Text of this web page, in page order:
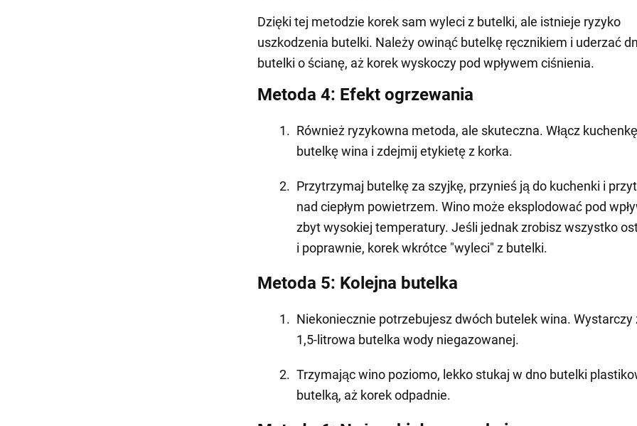
Dzięki tej metodzie korek sam wyleci z butelki, ale istnieje ryzyko
uszkodzenia butelki. Należy owinąć butelkę ręcznikiem i uderzać
butelki o ścianę, aż korek wyskoczy pod wpływem ciśnienia.
Metoda 4: Efekt ogrzewania
Również ryzykowna metoda, ale skuteczna. Włącz
butelkę wina i zdejmij etykietę z korka.
Przytrzymaj butelkę za szyjkę, przynieś ją do kuchenki i
nad ciepłym powietrzem. Wino może eksplodować pod
zbyt wysokiej temperatury. Jeśli jednak zrobisz wszystko
i poprawnie, korek wkrótce "wyleci" z butelki.
Metoda 5: Kolejna butelka
Niekoniecznie potrzebujesz dwóch butelek wina. Wystarczy
1,5-litrowa butelka wody niegazowanej.
Trzymając wino poziomo, lekko stukaj w dno butelki
butelką, aż korek odpadnie.